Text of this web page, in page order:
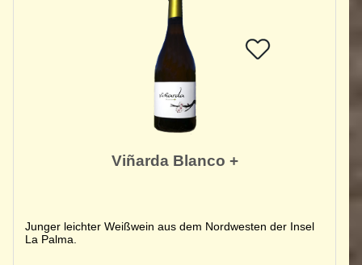
Viñarda Blanco +
Junger leichter Weißwein aus dem Nordwesten der Insel
La Palma.